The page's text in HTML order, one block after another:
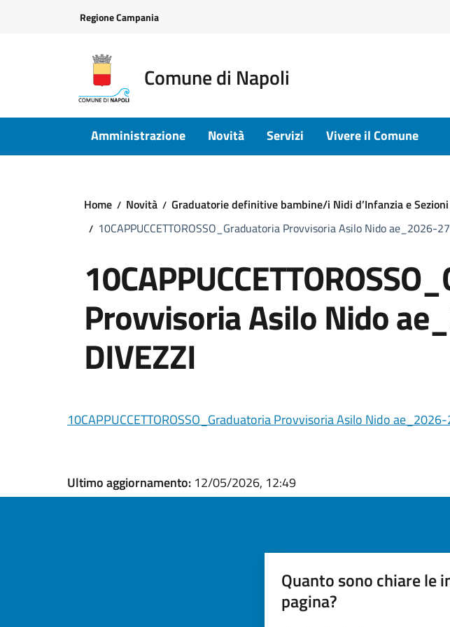
Regione Campania
Comune di Napoli
Amministrazione Novità Servizi Vivere il Comune
Home Novità
Graduatorie definitive bambine/i Nidi d’Infanzia e
10CAPPUCCETTOROSSO_Graduatoria Provvisoria Asilo Nido ae_2026-
Provvisoria Asilo Nido
DIVEZZI
10CAPPUCCETTOROSSO_Graduatoria Provvisoria Asilo Nido ae_2026-
Ultimo aggiornamento: 12/05/2026, 12:49
Quanto sono chiare le
pagina?